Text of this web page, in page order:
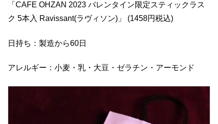
「CAFE OHZAN 2023 バレンタイン限定スティックラス
ク 5本入 Ravissant(ラヴィソン)」 (1458円税込)
日持ち：製造から60日
アレルギー：小麦・乳・大豆・ゼラチン・アーモンド